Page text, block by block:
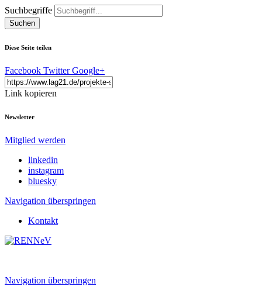
Suchbegriffe
Suchen
Diese Seite teilen
Facebook Twitter Google+
Link kopieren
Newsletter
Mitglied werden
linkedin
instagram
bluesky
Navigation überspringen
Kontakt
Navigation überspringen